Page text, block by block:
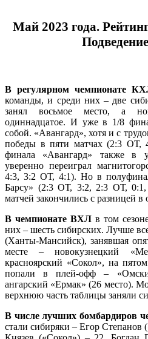
Май 2023 года.
В регулярном чемпионате
команды, и среди них – две
занял восьмое место, а
одиннадцатое. И уже в 1/8
собой. «Авангард», хотя и с
победы в пяти матчах (2:3
финала «Авангард» также в
уверенно переиграл
4:3, 3:2 ОТ, 4:1). Но в
Барсу» (2:3 ОТ, 3:2, 2:3 ОТ,
матчей закончились с разницей
В чемпионате ВХЛ в том
них – шесть сибирских. Лучше
(Ханты-Мансийск), занявшая
месте – новокузнецкий
красноярский «Сокол», на
попали в плей-офф –
ангарский «Ермак» (26 место).
верхнюю часть таблицы заняли
В числе лучших бомбардиров
стали сибиряки – Егор